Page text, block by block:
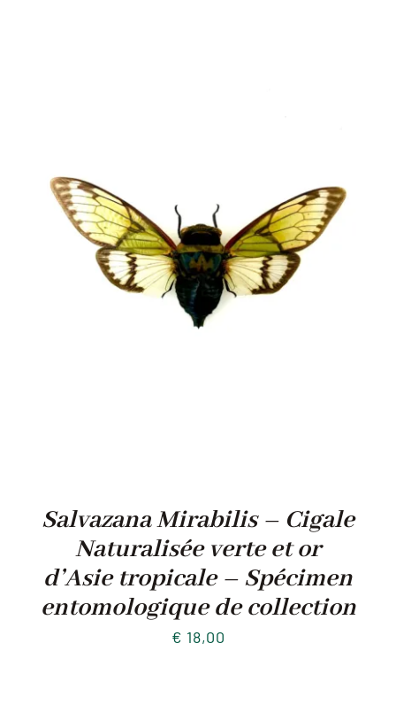
Salvazana Mirabilis – Cigale
Naturalisée verte et or
d’Asie tropicale – Spécimen
entomologique de collection
€ 18,00